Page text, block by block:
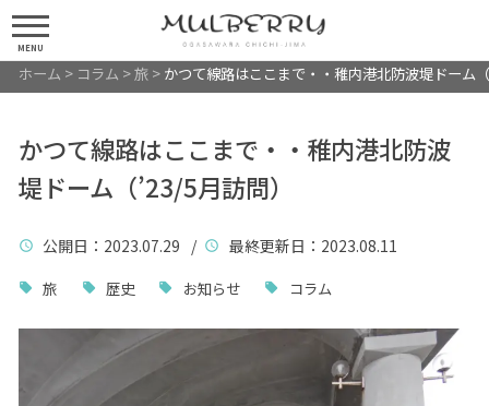
MENU
ホーム > コラム >旅> かつて線路はここまで・・稚内港北防波堤ドーム
かつて線路はここまで・・稚内港北防波
堤ドーム（’23/5月訪問）
公開日 ：2023.07.29 / 最終更新日 ：2023.08.11
旅 歴史 お知らせ コラム